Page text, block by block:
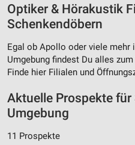
Optiker & Hörakustik
Schenkendöbern
Egal ob Apollo oder viele mehr
Umgebung findest Du alles
Finde hier Filialen und
Aktuelle Prospekte
Umgebung
11 Prospekte